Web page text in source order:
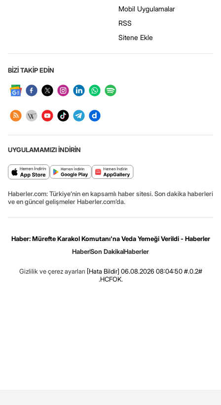
Mobil Uygulamalar
RSS
Sitene Ekle
BİZİ TAKİP EDİN
UYGULAMAMIZI İNDİRİN
Haberler.com: Türkiye’nin en kapsamlı haber sitesi. Son dakika haberleri
ve en güncel gelişmeler Haberler.com’da.
Haber: Mürefte Karakol Komutanı'na Veda Yemeği Verildi - Haberler
HaberSon DakikaHaberler
Gizlilik ve çerez ayarları [Hata Bildir] 06.08.2026 08:04:50 #.0.2#
.HCFOK.